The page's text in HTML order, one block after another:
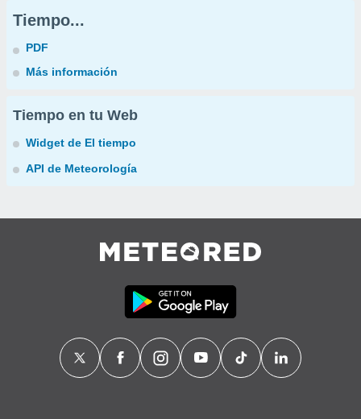
Tiempo...
PDF
Más información
Tiempo en tu Web
Widget de El tiempo
API de Meteorología